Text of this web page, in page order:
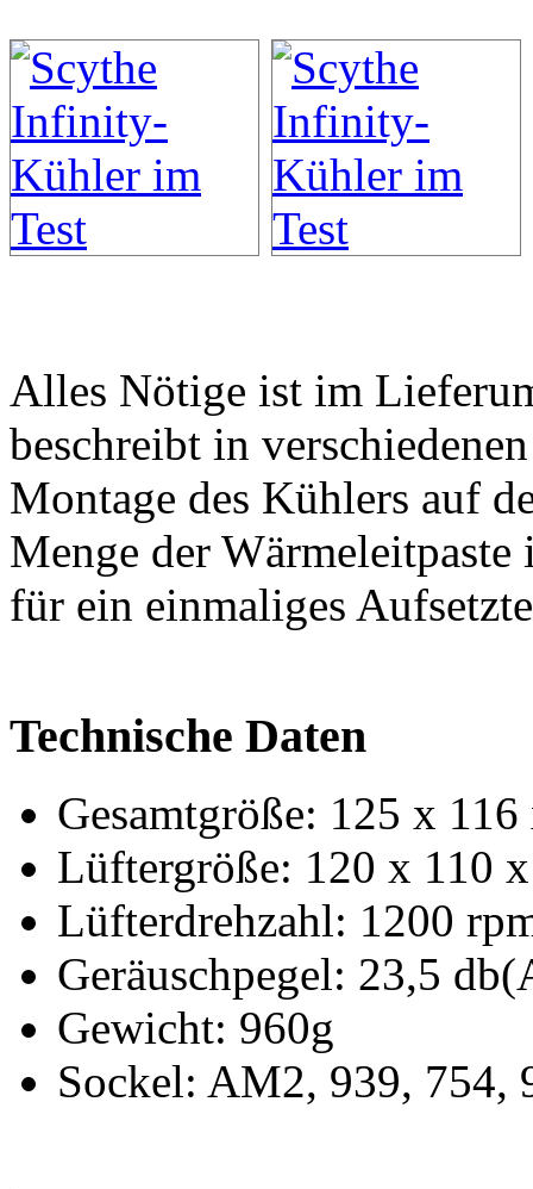
Alles Nötige ist im
beschreibt in
Montage des Kühlers auf
Menge der Wärmeleitpaste
für ein einmaliges
Technische Daten
Gesamtgröße: 125 x
Lüftergröße: 120 x 110
Lüfterdrehzahl: 1200
Geräuschpegel: 23,5
Gewicht: 960g
Sockel: AM2, 939, 754,